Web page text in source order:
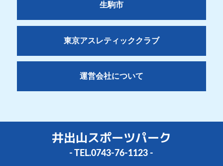
生駒市
東京アスレティッククラブ
運営会社について
井出山スポーツパーク
- TEL.0743-76-1123 -